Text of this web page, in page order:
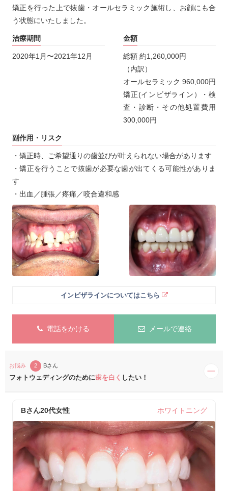
矯正を行った上で抜歯・オールセラミック施術し、お顔にも合
う状態にいたしました。
治療期間
2020年1月〜2021年12月
金額
総額 約1,260,000円
（内訳）
オールセラミック 960,000円
矯正(インビザライン）・検
査・診断・その他処置費用
300,000円
副作用・リスク
・矯正時、ご希望通りの歯並びが叶えられない場合があります
・矯正を行うことで抜歯が必要な歯が出てくる可能性がありま
す
・出血／腫張／疼痛／咬合違和感
インビザラインについてはこちら
電話をかける メールで連絡
お悩み 2 Bさん
フォトウェディングのために歯を白く したい！
Bさん20代女性 ホワイトニング